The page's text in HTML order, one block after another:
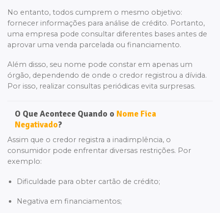
No entanto, todos cumprem o mesmo objetivo:
fornecer informações para análise de crédito. Portanto,
uma empresa pode consultar diferentes bases antes de
aprovar uma venda parcelada ou financiamento.
Além disso, seu nome pode constar em apenas um
órgão, dependendo de onde o credor registrou a dívida.
Por isso, realizar consultas periódicas evita surpresas.
O Que Acontece Quando o Nome Fica
Negativado?
Assim que o credor registra a inadimplência, o
consumidor pode enfrentar diversas restrições. Por
exemplo:
Dificuldade para obter cartão de crédito;
Negativa em financiamentos;